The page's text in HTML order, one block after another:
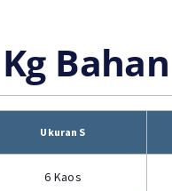
Bahan
Ukuran S
6 Kaos